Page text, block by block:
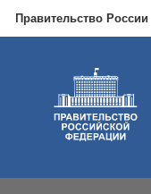
Правительство России